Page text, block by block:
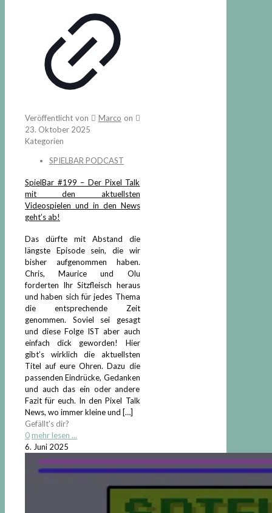
Veröffentlicht von Marco on
23. Oktober 2025
Kategorien
SPIELBAR PODCAST
SpielBar #199 – Der Pixel Talk
mit den aktuellsten
Videospielen und in den News
geht’s ab!
Das dürfte mit Abstand die
längste Episode sein, die wir
bisher aufgenommen haben.
Chris, Maurice und Olu
forderten Ihr Sitzfleisch heraus
und haben sich für jedes Thema
die entsprechende Zeit
genommen. Soviel sei gesagt
und diese Folge IST aber auch
einfach dick geworden! Hier
gibt’s wirklich die aktuellsten
Titel auf eure Ohren. Dazu die
passenden Eindrücke, Gedanken
und auch das ein oder andere
Fazit für euch. In den Pixel Talk
News, wo immer kleine und […]
Gefällt's dir?
0 mehr lesen ...
6. Juni 2025